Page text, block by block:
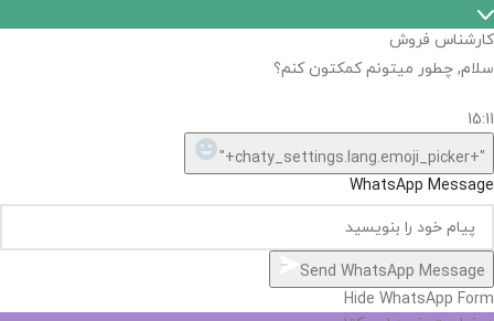
اگر
نیست,
شاید
بتونیم
تهیه
Hide
chaty
ارسال پیام در واتساپ